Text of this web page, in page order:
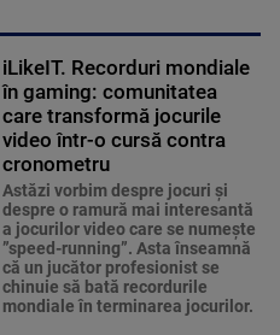
iLikeIT. Recorduri mondiale
în gaming: comunitatea
care transformă jocurile
video într-o cursă contra
cronometru
Astăzi vorbim despre jocuri și
despre o ramură mai interesantă
a jocurilor video care se numește
”speed-running”. Asta înseamnă
că un jucător profesionist se
chinuie să bată recordurile
mondiale în terminarea jocurilor.